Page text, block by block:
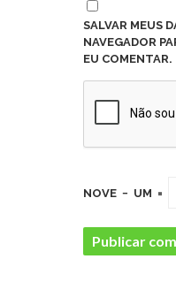
SALVAR MEUS
NAVEGADOR
EU COMENTAR.
NOVE − UM =